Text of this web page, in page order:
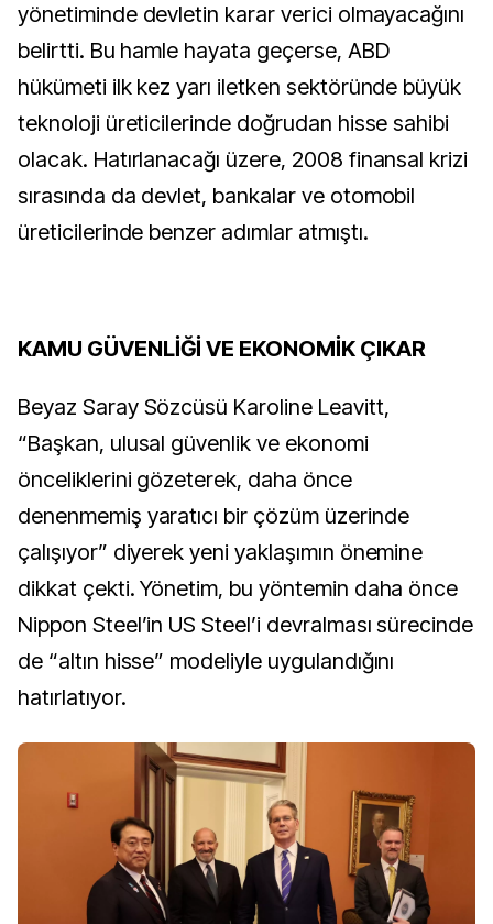
yönetiminde devletin karar verici olmayacağını
belirtti. Bu hamle hayata geçerse, ABD
hükümeti ilk kez yarı iletken sektöründe büyük
teknoloji üreticilerinde doğrudan hisse sahibi
olacak. Hatırlanacağı üzere, 2008 finansal krizi
sırasında da devlet, bankalar ve otomobil
üreticilerinde benzer adımlar atmıştı.
KAMU GÜVENLİĞİ VE EKONOMİK ÇIKAR
Beyaz Saray Sözcüsü Karoline Leavitt,
“Başkan, ulusal güvenlik ve ekonomi
önceliklerini gözeterek, daha önce
denenmemiş yaratıcı bir çözüm üzerinde
çalışıyor” diyerek yeni yaklaşımın önemine
dikkat çekti. Yönetim, bu yöntemin daha önce
Nippon Steel’in US Steel’i devralması sürecinde
de “altın hisse” modeliyle uygulandığını
hatırlatıyor.